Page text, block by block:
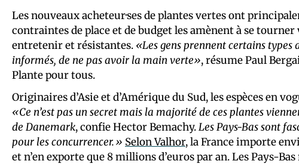
Les nouveaux acheteur·ses de plantes vertes ont
contraintes de place et de budget les amènent à se tourner
entretenir et résistantes. «Les gens prennent certains types
informés, de ne pas avoir la main verte», résume Paul
Plante pour tous.
Originaires d’Asie et d’Amérique du Sud, les espèces en
«Ce n’est pas un secret mais la majorité de ces plantes
de Danemark, confie Hector Bemachy.Les Pays-Bas sont
pour les concurrencer.» Selon Valhor, la France importe
et n’en exporte que 8 millions d’euros par an. Les Pays-